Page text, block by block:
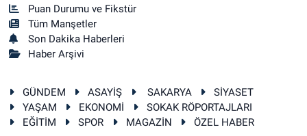
Puan Durumu ve Fikstür
Tüm Manşetler
Son Dakika Haberleri
Haber Arşivi
GÜNDEM ASAYİŞ SAKARYA
SİYASET
YAŞAM
EKONOMİ
SOKAK RÖPORTAJLARI
EĞİTİM
SPOR MAGAZİN ÖZEL HABER